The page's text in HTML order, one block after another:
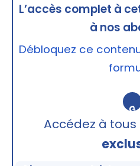
L’accès complet à
à nos
Débloquez ce
🔒
Accédez à